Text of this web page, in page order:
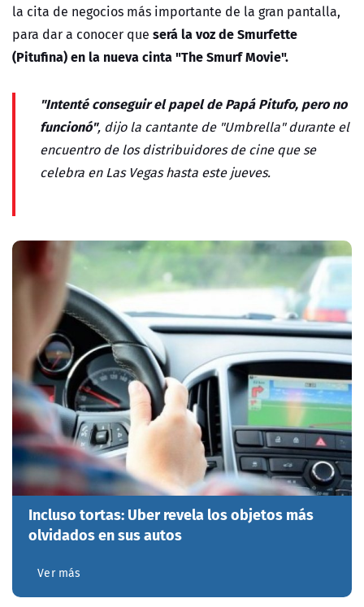
la cita de negocios más importante de la gran pantalla,
para dar a conocer que será la voz de Smurfette
(Pitufina) en la nueva cinta "The Smurf Movie".
"Intenté conseguir el papel de Papá Pitufo, pero no
funcionó", dijo la cantante de "Umbrella" durante el
encuentro de los distribuidores de cine que se
celebra en Las Vegas hasta este jueves.
Incluso tortas: Uber revela los objetos más
olvidados en sus autos
Ver más